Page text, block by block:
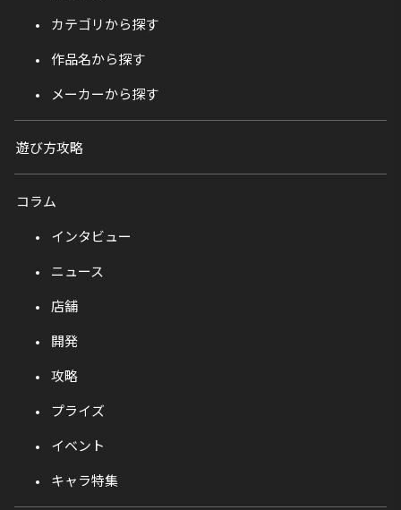
カテゴリから探す
作品名から探す
メーカーから探す
遊び方攻略
コラム
インタビュー
ニュース
店舗
開発
攻略
プライズ
イベント
キャラ特集